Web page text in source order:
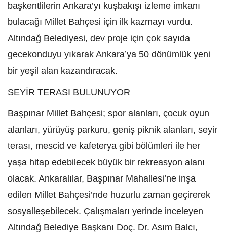
başkentlilerin Ankara’yı kuşbakışı izleme imkanı
bulacağı Millet Bahçesi için ilk kazmayı vurdu.
Altındağ Belediyesi, dev proje için çok sayıda
gecekonduyu yıkarak Ankara’ya 50 dönümlük yeni
bir yeşil alan kazandıracak.
SEYİR TERASI BULUNUYOR
Başpınar Millet Bahçesi; spor alanları, çocuk oyun
alanları, yürüyüş parkuru, geniş piknik alanları, seyir
terası, mescid ve kafeterya gibi bölümleri ile her
yaşa hitap edebilecek büyük bir rekreasyon alanı
olacak. Ankaralılar, Başpınar Mahallesi’ne inşa
edilen Millet Bahçesi’nde huzurlu zaman geçirerek
sosyalleşebilecek. Çalışmaları yerinde inceleyen
Altındağ Belediye Başkanı Doç. Dr. Asım Balcı,